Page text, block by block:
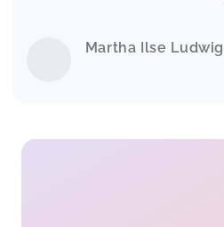
Martha Ilse Ludwig